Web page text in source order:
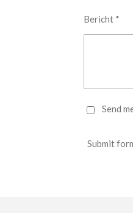
Bericht *
Send
Submit